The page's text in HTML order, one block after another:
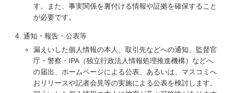
す。また、事実関係を裏付ける情報や証拠を確保すること
が必要です。
通知・報告・公表等
漏えいした個人情報の本人、取引先などへの通知、監督官
庁・警察・IPA（独立行政法人情報処理推進機構）などへ
の届出、ホームページによる公表、あるいは、マスコミへ
おリリースや記者会見等の実施による公表を検討します。